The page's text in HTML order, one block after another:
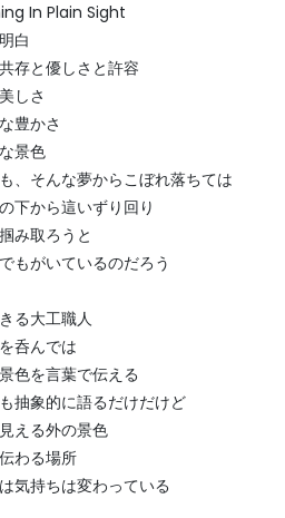
In Plain Sight
白
存と優しさと許容
しさ
豊かさ
景色
、そんな夢からこぼれ落ちては
下から這いずり回り
み取ろうと
もがいているのだろう
る大工職人
呑んでは
色を言葉で伝える
抽象的に語るだけだけど
える外の景色
わる場所
気持ちは変わっている